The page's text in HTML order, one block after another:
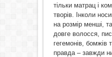
тільки матрац і
творів. Інколи
на розмір менші,
довге волосся,
гегемонів, бомжів
правда – завжди